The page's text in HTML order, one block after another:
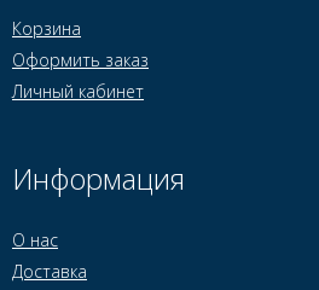
Корзина
Оформить заказ
Личный кабинет
Информация
О нас
Доставка